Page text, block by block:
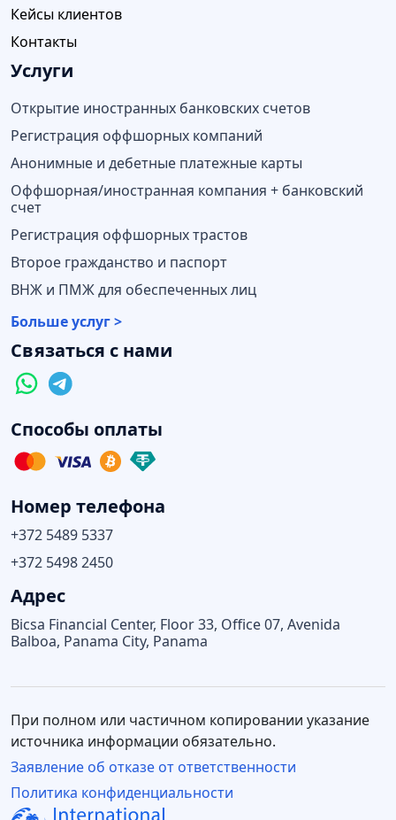
Кейсы клиентов
Контакты
Услуги
Открытие иностранных банковских счетов
Регистрация оффшорных компаний
Анонимные и дебетные платежные карты
Оффшорная/иностранная компания + банковский
счет
Регистрация оффшорных трастов
Второе гражданство и паспорт
ВНЖ и ПМЖ для обеспеченных лиц
Больше услуг >
Связаться с нами
Способы оплаты
Номер телефона
+372 5489 5337
+372 5498 2450
Адрес
Bicsa Financial Center, Floor 33, Office 07, Avenida
Balboa, Panama City, Panama
Политика конфиденциальности
При полном или частичном копировании указание
источника информации обязательно.
Заявление об отказе от ответственности